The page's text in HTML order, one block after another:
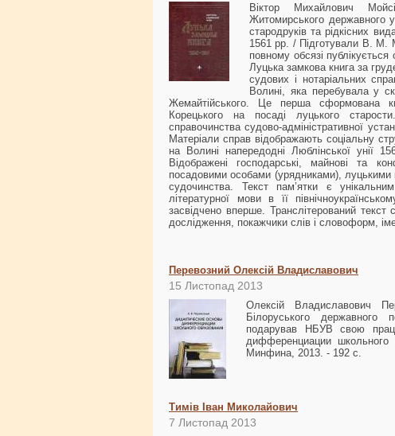
Віктор Михайлович
Житомирського державного
стародруків та рідкісних
1561 рр. / Підготували В.
повному обсязі
Луцька замкова книга за
судових і нотаріальних
Волині, яка перебувала у
Жемайтійського. Це перша сформована
Корецького на посаді луцького
справочинства судово-адміністративної
Матеріали справ відображають соціальну
на Волині напередодні Люблінської унії
Відображені господарські, майнові та
посадовими особами (урядниками),
судочинства. Текст пам’ятки є
літературної мови в її
засвідчено вперше. Транслітерований текст
дослідження, покажчики слів і словоформ,
Перевозний Олексій Владиславович
15 Листопад 2013
Олексій Владиславович
Білоруського державного
подарував НБУВ свою
дифференциации
Минфина, 2013. - 192 с.
Тимів Іван Миколайович
7 Листопад 2013